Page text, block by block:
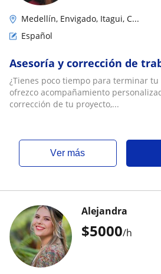
Medellín, Envigado, Itagui, C...
Español
Asesoría y corrección de
¿Tienes poco tiempo para terminar tu
ofrezco acompañamiento
corrección de tu proyecto,...
ver más
$5000/h
Alejandra